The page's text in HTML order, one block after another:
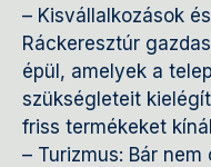
– Kisvállalkozások
Ráckeresztúr
épül, amelyek a
szükségleteit
friss termékeket
– Turizmus: Bár